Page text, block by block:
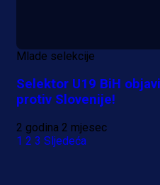
Mlade selekcije
Selektor U19 BiH
protiv Slovenije!
2 godina 2 mjesec
1 2 3 Sljedeća